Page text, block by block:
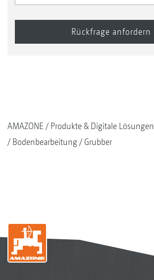
AMAZONE
Produkte & Digitale Lösungen
Bodenbearbeitung
Grubber